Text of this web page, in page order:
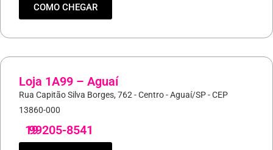
COMO CHEGAR
Loja 1A99 – Aguaí
Rua Capitão Silva Borges, 762 - Centro - Aguaí/SP - CEP
13860-000
19
99205-8541